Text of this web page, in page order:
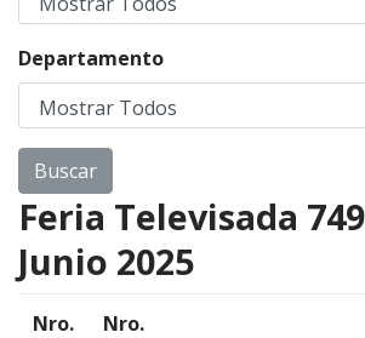
Departamento
Feria Televisada
Junio 2025
Nro.
Nro.